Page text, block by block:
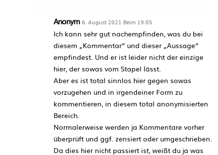
Anonym 6. August 2021 Beim 19:05
Ich kann sehr gut nachempfinden, was du bei
diesem „Kommentar“ und dieser „Aussage“
empfindest. Und er ist leider nicht der einzige
hier, der sowas vom Stapel lässt.
Aber es ist total sinnlos hier gegen sowas
vorzugehen und in irgendeiner Form zu
kommentieren, in diesem total anonymisierten
Bereich.
Normalerweise werden ja Kommentare vorher
überprüft und ggf. zensiert oder umgeschrieben.
Da dies hier nicht passiert ist, weißt du ja was